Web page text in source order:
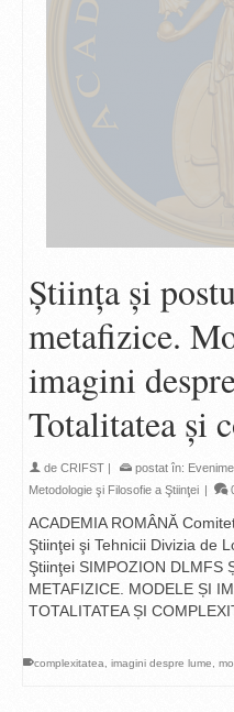
Știința și
metafizice.
imagini
Totalitatea și
de CRIFST | postat în:
Metodologie şi Filosofie a Ştiinţei |
ACADEMIA ROMÂNĂ
Ştiinţei şi Tehnicii Divizia de
Ştiinţei SIMPOZION DLMFS
METAFIZICE. MODELE ȘI
TOTALITATEA ȘI
complexitatea imagini despre lume